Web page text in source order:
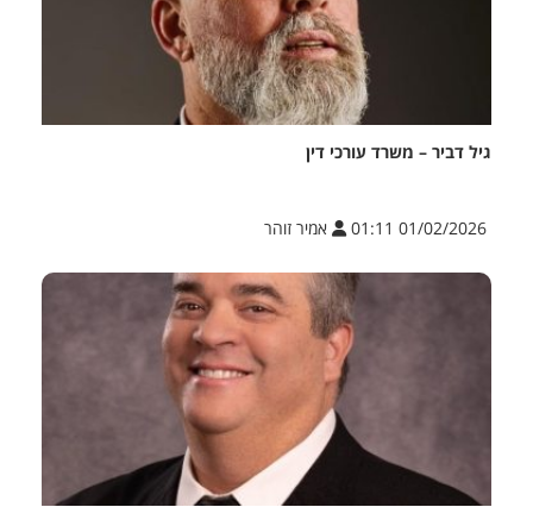
גיל דביר – משרד עורכי דין
01/02/2026 01:11 אמיר זוהר